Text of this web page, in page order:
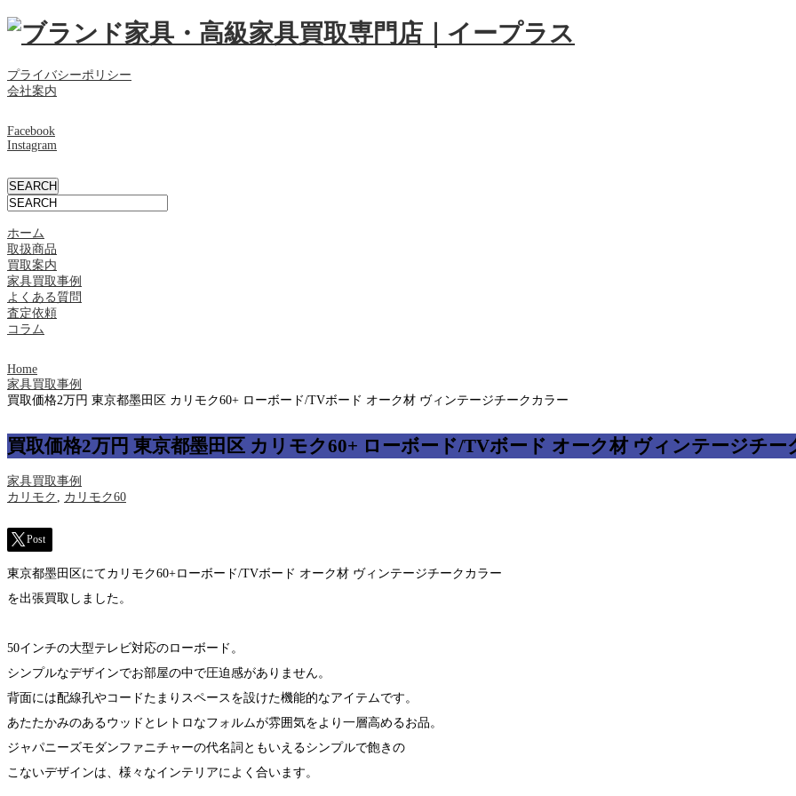
プライバシーポリシー
会社案内
Facebook
Instagram
ホーム
取扱商品
買取案内
家具買取事例
よくある質問
査定依頼
コラム
Home
家具買取事例
買取価格2万円 東京都墨田区 カリモク60+ ローボード/TVボード オーク材 ヴィンテージチークカラー
買取価格2万円 東京都墨田区 カリモク60+ ローボード/TVボード オーク材 ヴィンテージチー
家具買取事例
カリモク
カリモク60
Post
東京都墨田区にてカリモク60+ローボード/TVボード オーク材 ヴィンテージチークカラー
を出張買取しました。
50インチの大型テレビ対応のローボード。
シンプルなデザインでお部屋の中で圧迫感がありません。
背面には配線孔やコードたまりスペースを設けた機能的なアイテムです。
あたたかみのあるウッドとレトロなフォルムが雰囲気をより一層高めるお品。
ジャパニーズモダンファニチャーの代名詞ともいえるシンプルで飽きの
こないデザインは、様々なインテリアによく合います。